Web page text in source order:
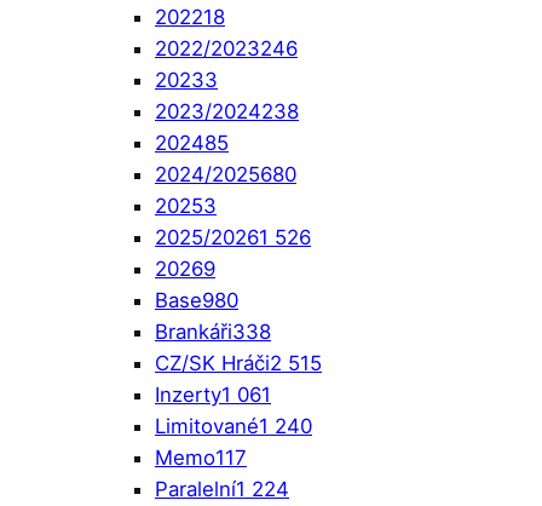
202218
2022/2023246
20233
2023/2024238
202485
2024/2025680
20253
2025/20261 526
20269
Base980
Brankáři338
CZ/SK Hráči2 515
Inzerty1 061
Limitované1 240
Memo117
Paralelní1 224